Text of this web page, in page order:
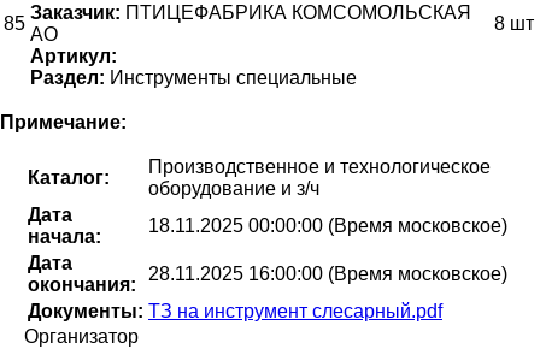
85
Заказчик: ПТИЦЕФАБРИКА КОМСОМОЛЬСКАЯ
АО
Артикул:
Раздел: Инструменты специальные
8 шт
Примечание:
Каталог:
Производственное и технологическое
оборудование и з/ч
Дата
начала:
18.11.2025 00:00:00 (Время московское)
Дата
окончания:
28.11.2025 16:00:00 (Время московское)
Документы: ТЗ на инструмент слесарный.pdf
Организатор